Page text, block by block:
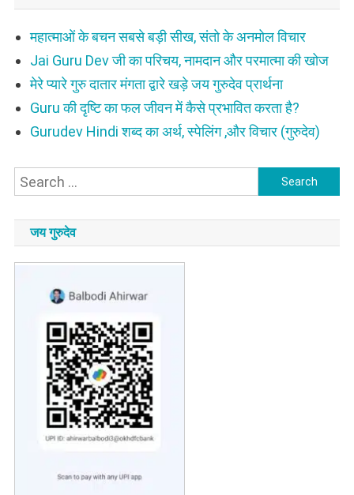
महात्माओं के बचन सबसे बड़ी सीख, संतो के अनमोल विचार
Jai Guru Dev जी का परिचय, नामदान और परमात्मा की खोज
मेरे प्यारे गुरु दातार मंगता द्वारे खड़े जय गुरुदेव प्रार्थना
Guru की दृष्टि का फल जीवन में कैसे प्रभावित करता है?
Gurudev Hindi शब्द का अर्थ, स्पेलिंग ,और विचार (गुरुदेव)
Search
जय गुरुदेव